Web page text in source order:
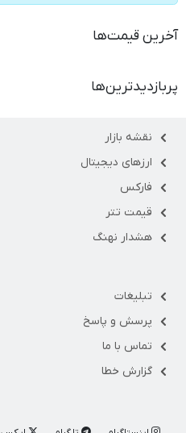
آخرین قیمت‌ها
پربازدیدترین‌ها
نقشه بازار
ارزهای دیجیتال
فارکس
قیمت تتر
هشدار نهنگ
تبلیغات
پرسش و پاسخ
تماس با ما
گزارش خطا